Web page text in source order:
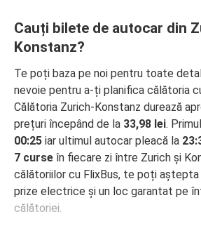
Cauți bilete de autocar din
Konstanz?
Te poți baza pe noi pentru toate
nevoie pentru a-ți planifica călătoria
Călătoria Zurich-Konstanz durează
prețuri începând de la 33,98 lei.
00:25 iar ultimul autocar pleacă la
7 curse în fiecare zi între Zurich și
călătoriilor cu FlixBus, te poți aștepta
prize electrice și un loc garantat pe
călătoriei.